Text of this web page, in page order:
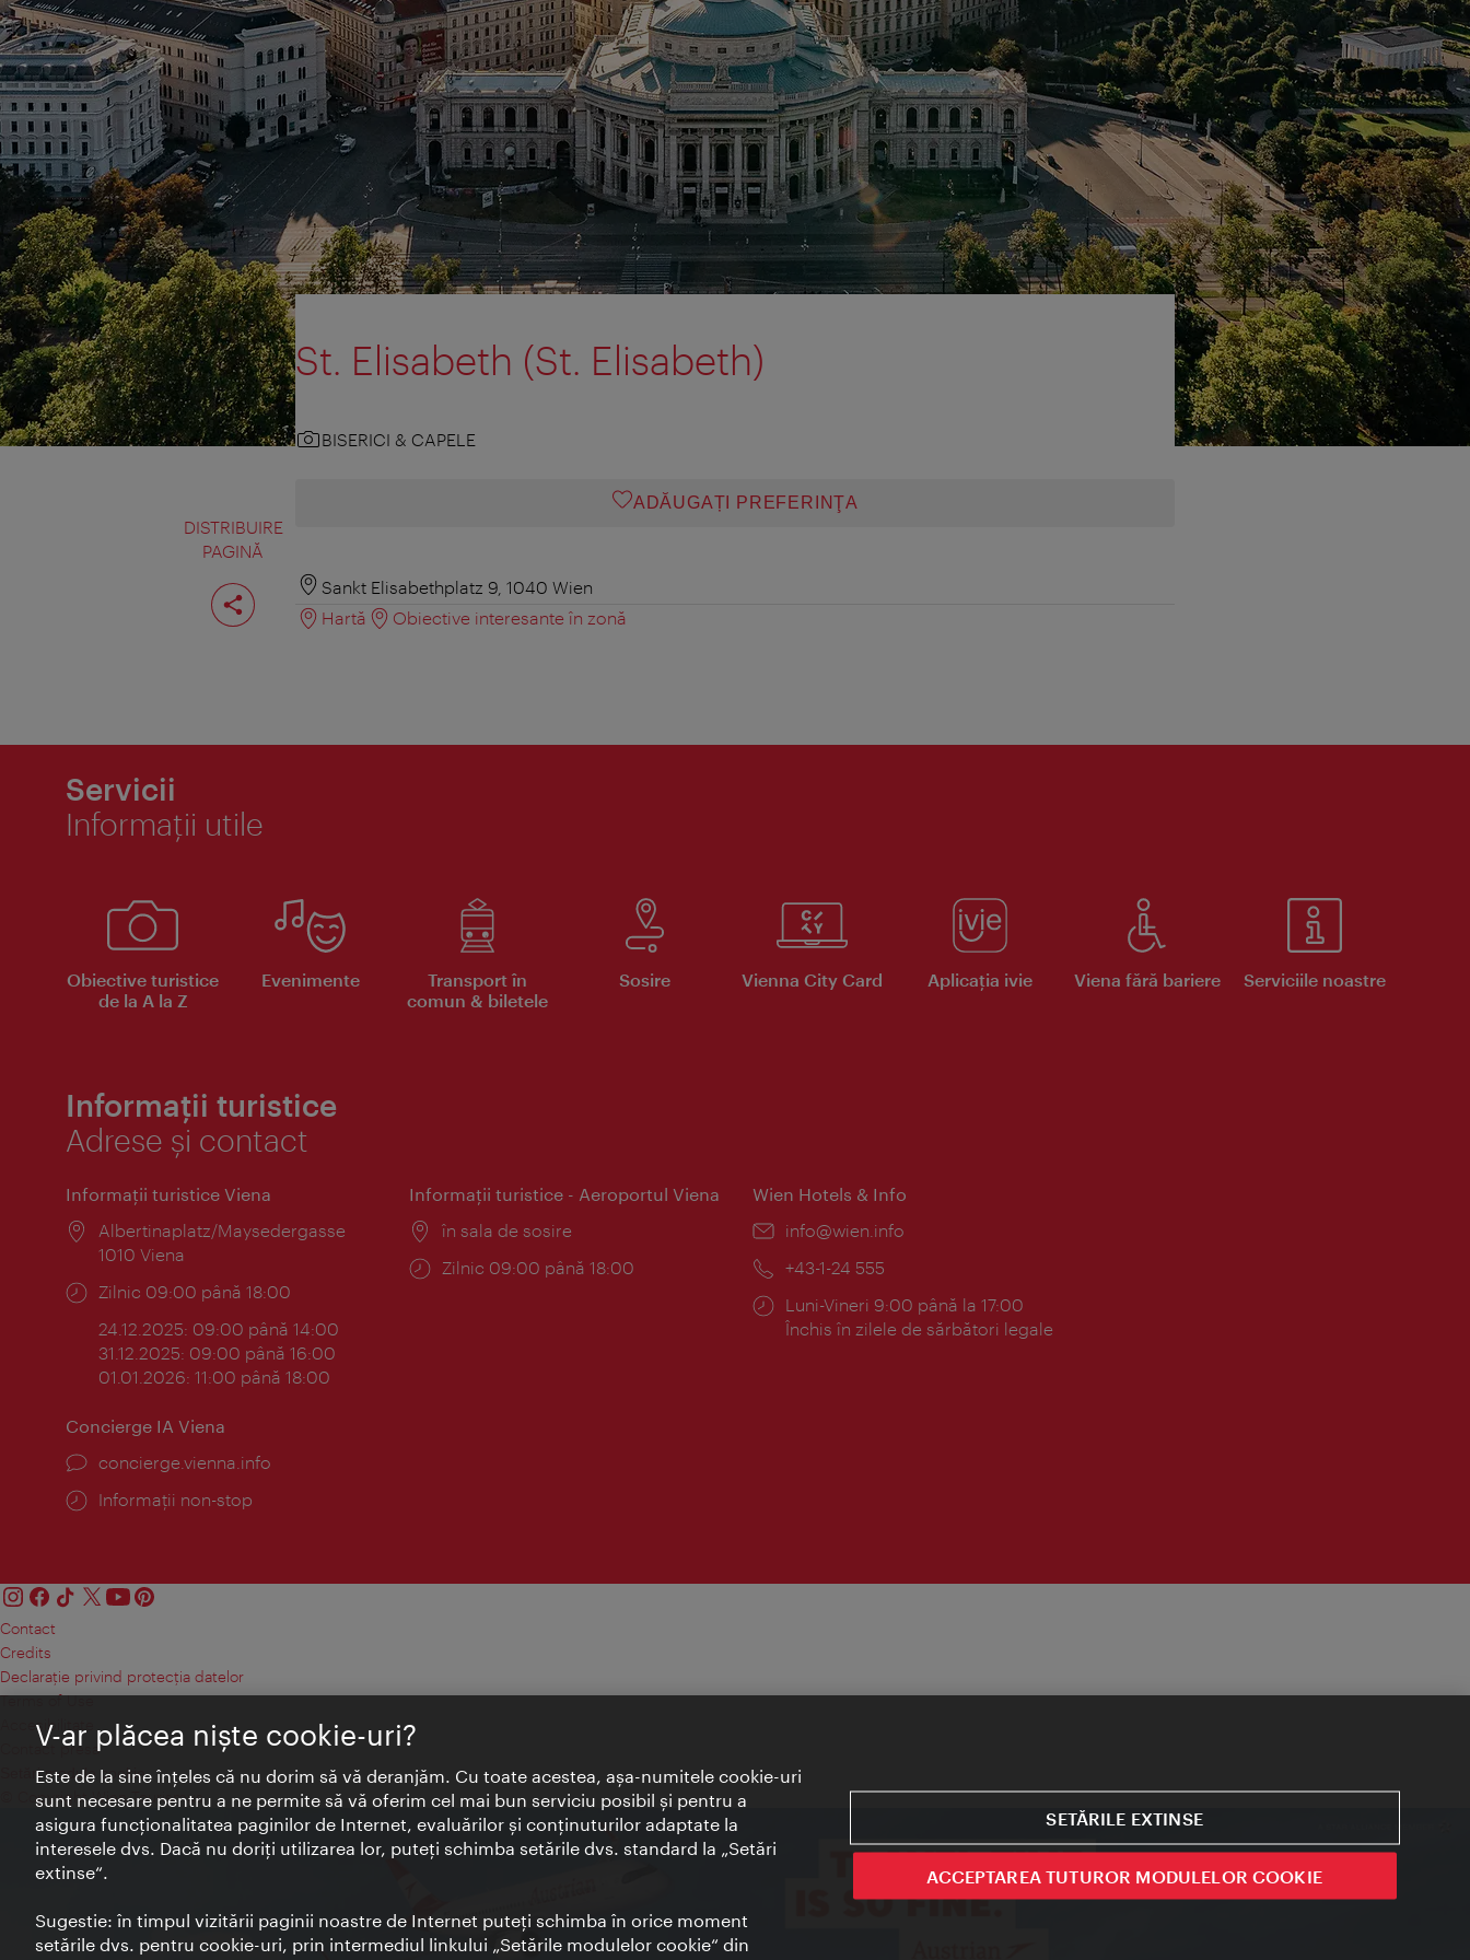
DISTRIBUIRE
PAGINĂ
Distribuiţi
pagina
St. Elisabeth (St. Elisabeth)
BISERICI & CAPELE
ADĂUGAȚI PREFERINŢA
Sankt Elisabethplatz 9, 1040 Wien
Hartă
Obiective interesante în zonă
Servicii
Informaţii utile
Obiective turistice
de la A la Z
Evenimente
Transport în
comun & biletele
Sosire Vienna City Card Aplicaţia ivie Viena fără bariere Serviciile noastre
Informații turistice
Adrese și contact
Informaţii turistice Viena
Locul:
Albertinaplatz/Maysedergasse
1010 Viena
Program:
Zilnic 09:00 până 18:00
24.12.2025: 09:00 până 14:00
31.12.2025: 09:00 până 16:00
01.01.2026: 11:00 până 18:00
Informaţii turistice - Aeroportul Viena
Locul:
în sala de sosire
Program:
Zilnic 09:00 până 18:00
Wien Hotels & Info
E-
info@wien.info
Telefon:
+43-1-24 555
Program:
Luni-Vineri 9:00 până la 17:00
Închis în zilele de sărbători legale
Concierge IA Viena
concierge.vienna.info
Informații non-stop
Contact
Credits
Declaraţie privind protecţia datelor
Terms of Use
Accesibilitate
Contact presa
Setări module cookie
© Copyright Wien Tourismus
V-ar plăcea nişte cookie-uri?
Este de la sine înţeles că nu dorim să vă deranjăm. Cu toate acestea, aşa-numitele cookie-uri
sunt necesare pentru a ne permite să vă oferim cel mai bun serviciu posibil şi pentru a
asigura funcţionalitatea paginilor de Internet, evaluărilor şi conţinuturilor adaptate la
interesele dvs. Dacă nu doriţi utilizarea lor, puteţi schimba setările dvs. standard la „Setări
extinse“.
Sugestie: în timpul vizitării paginii noastre de Internet puteţi schimba în orice moment
setările dvs. pentru cookie-uri, prin intermediul linkului „Setările modulelor cookie“ din
SETĂRILE EXTINSE
ACCEPTAREA TUTUROR MODULELOR COOKIE